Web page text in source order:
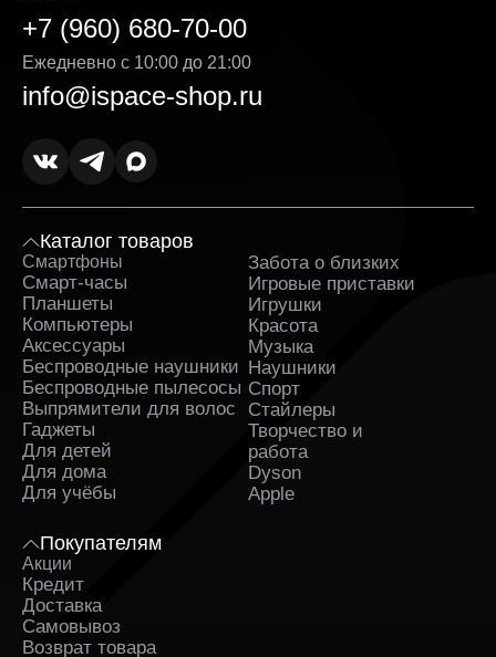
+7 (960) 680-70-00
Ежедневно с 10:00 до 21:00
info@ispace-shop.ru
Каталог товаров
Смартфоны
Смарт-часы
Планшеты
Компьютеры
Аксессуары
Беспроводные наушники
Беспроводные пылесосы
Выпрямители для волос
Гаджеты
Для детей
Для дома
Для учёбы
Забота о близких
Игровые приставки
Игрушки
Красота
Музыка
Наушники
Спорт
Стайлеры
Творчество и
работа
Dyson
Apple
Покупателям
Акции
Кредит
Доставка
Самовывоз
Возврат товара